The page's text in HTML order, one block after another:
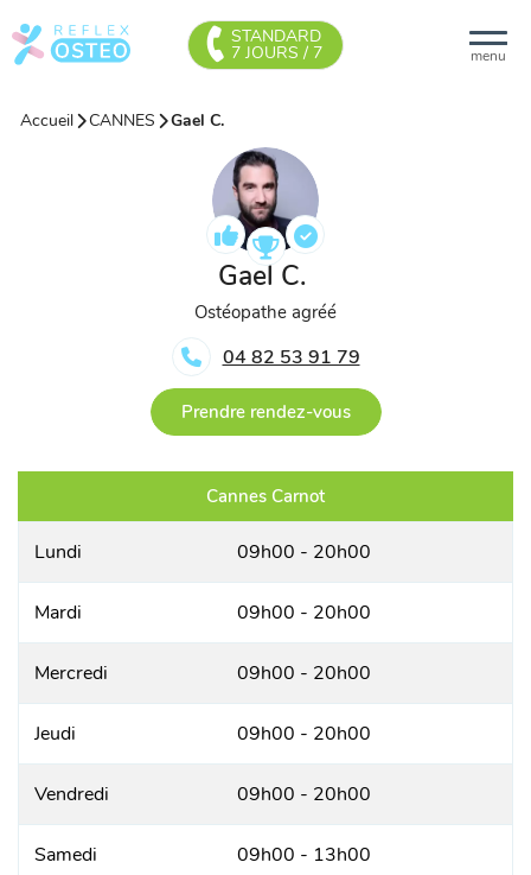
menu
STANDARD
7 JOURS / 7
Accueil CANNES Gael C.
Gael C.
Ostéopathe agréé
04 82 53 91 79
Prendre rendez-vous
Cannes Carnot
Lundi 09h00 - 20h00
Mardi 09h00 - 20h00
Mercredi 09h00 - 20h00
Jeudi 09h00 - 20h00
Vendredi 09h00 - 20h00
Samedi 09h00 - 13h00